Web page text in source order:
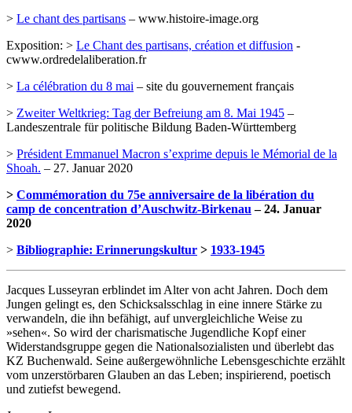
> Le chant des partisans – www.histoire-image.org
Exposition: > Le Chant des partisans, création et diffusion -
cwww.ordredelaliberation.fr
> La célébration du 8 mai – site du gouvernement français
> Zweiter Weltkrieg: Tag der Befreiung am 8. Mai 1945 –
Landeszentrale für politische Bildung Baden-Württemberg
> Président Emmanuel Macron s’exprime depuis le Mémorial de la
Shoah. – 27. Januar 2020
> Commémoration du 75e anniversaire de la libération du
camp de concentration d’Auschwitz-Birkenau – 24. Januar
2020
> Bibliographie: Erinnerungskultur > 1933-1945
Jacques Lusseyran erblindet im Alter von acht Jahren. Doch dem
Jungen gelingt es, den Schicksalsschlag in eine innere Stärke zu
verwandeln, die ihn befähigt, auf unvergleichliche Weise zu
»sehen«. So wird der charismatische Jugendliche Kopf einer
Widerstandsgruppe gegen die Nationalsozialisten und überlebt das
KZ Buchenwald. Seine außergewöhnliche Lebensgeschichte erzählt
vom unzerstörbaren Glauben an das Leben; inspirierend, poetisch
und zutiefst bewegend.